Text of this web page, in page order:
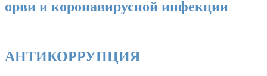
орви и коронавирусной инфекции
АНТИКОРРУПЦИЯ